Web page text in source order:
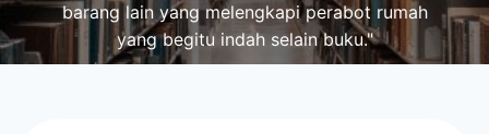
barang lain yang melengkapi perabot rumah
yang begitu indah selain buku."